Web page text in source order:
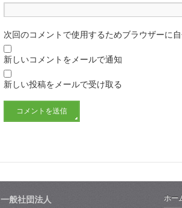
次回のコメントで使用するためブラウザーに
新しいコメントをメールで通知
新しい投稿をメールで受け取る
一般社団法人
ホー